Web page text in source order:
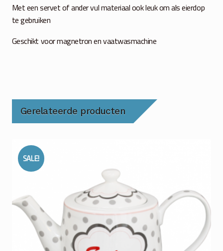
Met een servet of ander vul materiaal ook leuk om als eierdop
te gebruiken
Geschikt voor magnetron en vaatwasmachine
Gerelateerde producten
SALE!